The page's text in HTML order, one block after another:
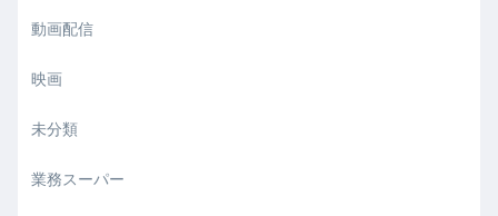
動画配信
映画
未分類
業務スーパー